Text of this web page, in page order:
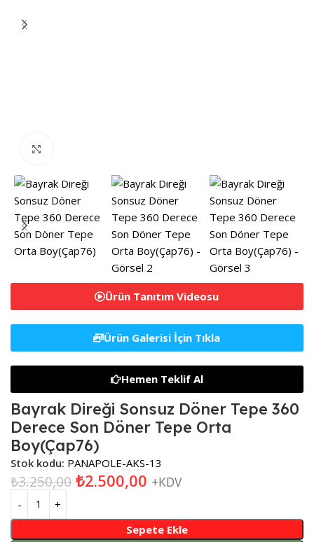
Ürün Tanıtım Videosu
Ürün Galerisi İçin Tıkla
Hemen Teklif Al
Bayrak Direği Sonsuz Döner Tepe 360
Derece Son Döner Tepe Orta
Boy(Çap76)
Stok kodu: PANAPOLE-AKS-13
₺3.250,00 ₺2.500,00 +KDV
Sepete Ekle